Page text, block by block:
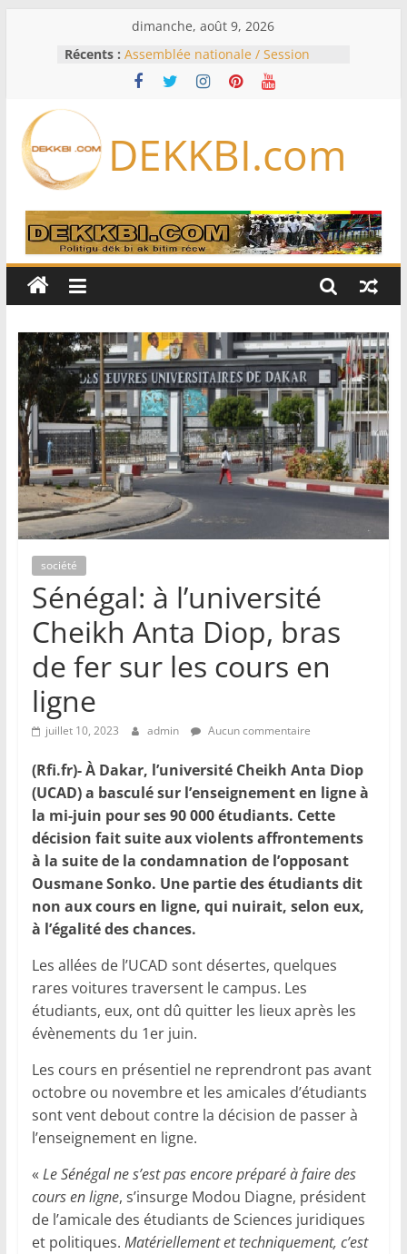
dimanche, août 9, 2026
Récents : Assemblée nationale / Session
extraordinaire: Six commissions
d’enquête à l’ordre du jour ce lundi
Bénin: Patrice Talon élu président
du Sénat, moins de trois mois
Pakistan et la Turquie signent un
accord de défense
RD Congo: Kinshasa interdit les
exportations de cuivre et de cobalt
production
DEKKBI.com
société
Sénégal: à l’université
Cheikh Anta Diop, bras
de fer sur les cours en
ligne
juillet 10, 2023 admin Aucun commentaire
(Rfi.fr)- À Dakar, l’université Cheikh Anta Diop
(UCAD) a basculé sur l’enseignement en ligne à
la mi-juin pour ses 90 000 étudiants. Cette
décision fait suite aux violents affrontements
à la suite de la condamnation de l’opposant
Ousmane Sonko. Une partie des étudiants dit
non aux cours en ligne, qui nuirait, selon eux,
à l’égalité des chances.
Les allées de l’UCAD sont désertes, quelques
rares voitures traversent le campus. Les
étudiants, eux, ont dû quitter les lieux après les
évènements du 1er juin.
Les cours en présentiel ne reprendront pas avant
octobre ou novembre et les amicales d’étudiants
sont vent debout contre la décision de passer à
l’enseignement en ligne.
« Le Sénégal ne s’est pas encore préparé à faire des
cours en ligne, s’insurge Modou Diagne, président
de l’amicale des étudiants de Sciences juridiques
et politiques. Matériellement et techniquement, c’est